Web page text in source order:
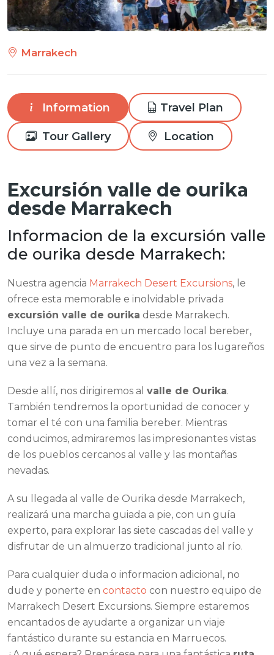
Marrakech
Information Travel Plan
Tour Gallery Location
Excursión valle de ourika
desde Marrakech
Informacion de la excursión valle
de ourika desde Marrakech:
Nuestra agencia Marrakech Desert Excursions, le
ofrece esta memorable e inolvidable privada
excursión valle de ourika desde Marrakech.
Incluye una parada en un mercado local bereber,
que sirve de punto de encuentro para los lugareños
una vez a la semana.
Desde allí, nos dirigiremos al valle de Ourika.
También tendremos la oportunidad de conocer y
tomar el té con una familia bereber. Mientras
conducimos, admiraremos las impresionantes vistas
de los pueblos cercanos al valle y las montañas
nevadas.
A su llegada al valle de Ourika desde Marrakech,
realizará una marcha guiada a pie, con un guía
experto, para explorar las siete cascadas del valle y
disfrutar de un almuerzo tradicional junto al río.
Para cualquier duda o informacion adicional, no
dude y ponerte en contacto con nuestro equipo de
Marrakech Desert Excursions. Siempre estaremos
encantados de ayudarte a organizar un viaje
fantástico durante su estancia en Marruecos.